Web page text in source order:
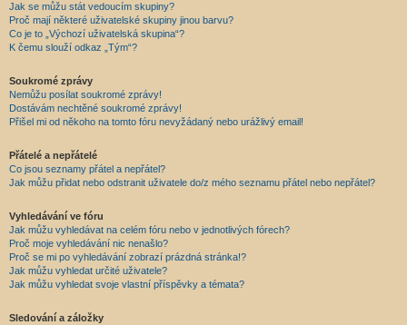
Jak se můžu stát vedoucím skupiny?
Proč mají některé uživatelské skupiny jinou barvu?
Co je to „Výchozí uživatelská skupina“?
K čemu slouží odkaz „Tým“?
Soukromé zprávy
Nemůžu posílat soukromé zprávy!
Dostávám nechtěné soukromé zprávy!
Přišel mi od někoho na tomto fóru nevyžádaný nebo urážlivý email!
Přátelé a nepřátelé
Co jsou seznamy přátel a nepřátel?
Jak můžu přidat nebo odstranit uživatele do/z mého seznamu přátel nebo nepřátel?
Vyhledávání ve fóru
Jak můžu vyhledávat na celém fóru nebo v jednotlivých fórech?
Proč moje vyhledávání nic nenašlo?
Proč se mi po vyhledávání zobrazí prázdná stránka!?
Jak můžu vyhledat určité uživatele?
Jak můžu vyhledat svoje vlastní příspěvky a témata?
Sledování a záložky